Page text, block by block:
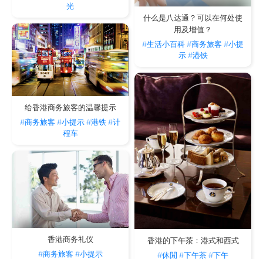
光
什么是八达通？可以在何处使
用及增值？
#生活小百科#商务旅客 #小提
示 #港铁
给香港商务旅客的温馨提示
#商务旅客 #小提示#港铁#计
程车
香港的下午茶：港式和西式
#休閒 #下午茶#下午
香港商务礼仪
#商务旅客 #小提示